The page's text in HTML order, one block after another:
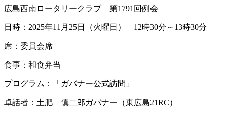
広島西南ロータリークラブ 第1791回例会
日時：2025年11月25日（火曜日） 12時30分～13時30分
席：委員会席
食事：和食弁当
プログラム：「ガバナー公式訪問」
卓話者：土肥 慎二郎ガバナー（東広島21RC）